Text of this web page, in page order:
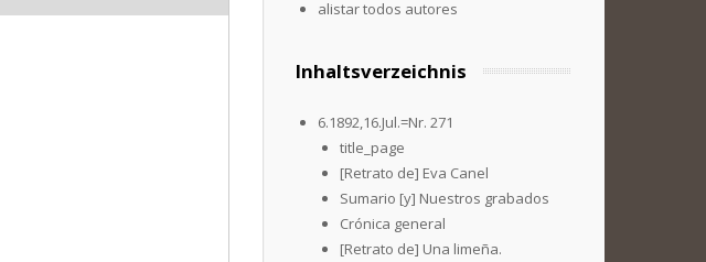
alistar todos autores
Inhaltsverzeichnis
6.1892,16.Jul.=Nr. 271
title_page
[Retrato de] Eva Canel
Sumario [y] Nuestros grabados
Crónica general
[Retrato de] Una limeña.